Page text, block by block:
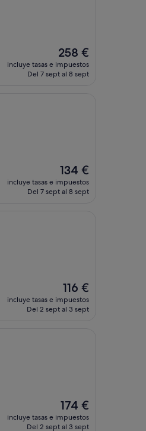
El
precio
actual
258 €
incluye tasas e impuestos
Del 7 sept al 8 sept
El
precio
actual
134 €
incluye tasas e impuestos
Del 7 sept al 8 sept
El
precio
actual
116 €
incluye tasas e impuestos
Del 2 sept al 3 sept
El
precio
actual
174 €
incluye tasas e impuestos
Del 2 sept al 3 sept